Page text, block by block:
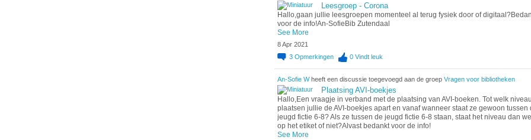
Leesgroep - Corona
Hallo,gaan jullie leesgroepen momenteel al terug fysiek door of
voor de info!An-SofieBib Zutendaal
See More
8 Apr 2021
3 Opmerkingen 0 Vindt leuk
An-Sofie Wheeft een discussie toegevoegd aan de groep Vragen voor bibliotheken
Plaatsing AVI-boekjes
Hallo,Een vraagje in verband met de plaatsing van AVI-boeken. Tot welk niveau
plaatsen jullie de AVI-boekjes apart en vanaf wanneer staat ze gewoon tussen
jeugd fictie 6-8? Als ze tussen de jeugd fictie 6-8 staan, staat het niveau dan
op het etiket of niet?Alvast bedankt voor de info!
See More